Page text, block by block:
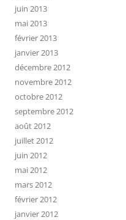
juin 2013
mai 2013
février 2013
janvier 2013
décembre 2012
novembre 2012
octobre 2012
septembre 2012
août 2012
juillet 2012
juin 2012
mai 2012
mars 2012
février 2012
janvier 2012